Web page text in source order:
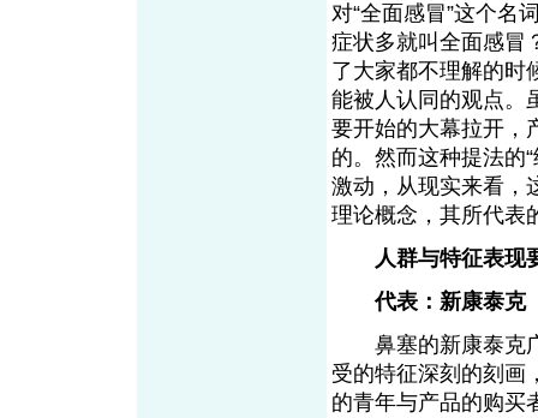
对“全面感冒”这个名
症状多就叫全面感冒
了大家都不理解的时
能被人认同的观点。
要开始的大幕拉开，
的。然而这种提法的
激动，从现实来看，
理论概念，其所代
人群与特征表现
代表：新康泰
鼻塞的新康泰克广
受的特征深刻的刻画
的青年与产品的购买